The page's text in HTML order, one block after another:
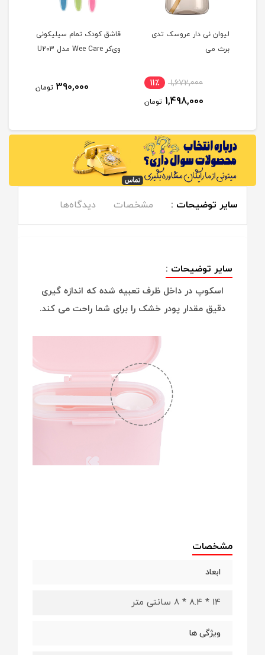
لیوان نی دار عروسک تدی
برث می
1,672,000 11٪
1,498,000 تومان
قاشق کودک تمام سیلیکونی
وی‌کر Wee Care مدل U203
390,000 تومان
سایر توضیحات : مشخصات دیدگاه‌ها
سایر توضیحات :
اسکوپ در داخل ظرف تعبیه شده که اندازه گیری
دقیق مقدار پودر خشک را برای شما راحت می کند.
مشخصات
ابعاد
14 * 8.4 * 8 سانتی متر
ویژگی ها